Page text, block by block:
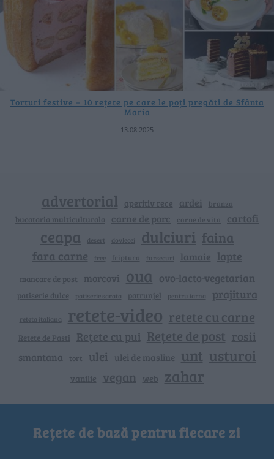
Torturi festive – 10 rețete pe care le poți pregăti de Sfânta
Maria
13.08.2025
advertorial aperitiv rece ardei branza
bucataria multiculturala carne de porc carne de vita cartofi
ceapa desert dovlecei dulciuri faina
fara carne free friptura fursecuri lamaie lapte
mancare de post morcovi oua ovo-lacto-vegetarian
patiserie dulce patiserie sarata patrunjel pentru iarna prajitura
reteta italiana retete-video retete cu carne
Retete de Pasti Rețete cu pui Rețete de post rosii
smantana tort ulei ulei de masline unt usturoi
vanilie vegan web zahar
Rețete de bază pentru fiecare zi